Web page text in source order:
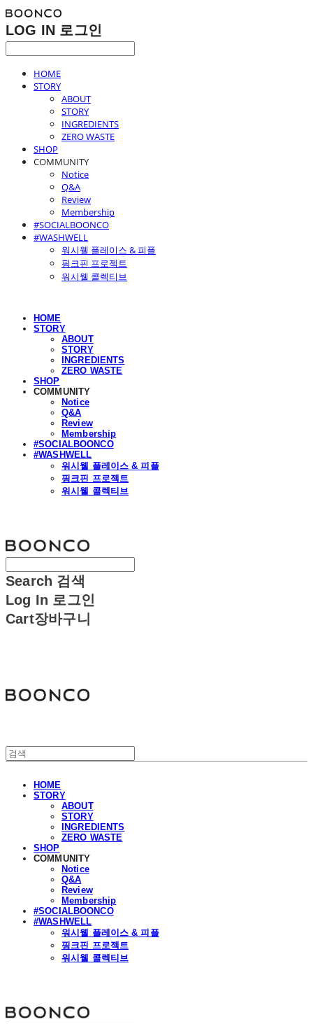
LOG IN 로그인
HOME
STORY
ABOUT
STORY
INGREDIENTS
ZERO WASTE
SHOP
COMMUNITY
Notice
Q&A
Review
Membership
#SOCIALBOONCO
#WASHWELL
워시웰 플레이스 & 피플
핑크핀 프로젝트
워시웰 콜렉티브
HOME
STORY
ABOUT
STORY
INGREDIENTS
ZERO WASTE
SHOP
COMMUNITY
Notice
Q&A
Review
Membership
#SOCIALBOONCO
#WASHWELL
워시웰 플레이스 & 피플
핑크핀 프로젝트
워시웰 콜렉티브
Search 검색
Log In 로그인
Cart장바구니
HOME
STORY
ABOUT
STORY
INGREDIENTS
ZERO WASTE
SHOP
COMMUNITY
Notice
Q&A
Review
Membership
#SOCIALBOONCO
#WASHWELL
워시웰 플레이스 & 피플
핑크핀 프로젝트
워시웰 콜렉티브